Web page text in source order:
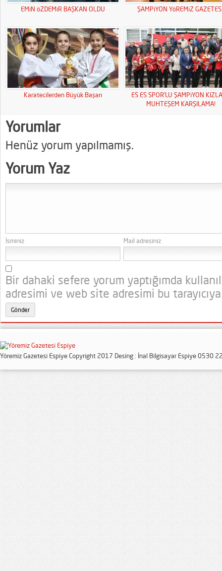
EMiN öZDEMiR BAŞKAN OLDU ŞAMPiYON YöREMiZ
Karatecilerden Büyük Başarı
ES ES SPOR’LU ŞAMPiYON
MUHTEŞEM KARŞILAMA!
Yorumlar
Henüz yorum yapılmamış.
Yorum Yaz
İsminiz Mail adresiniz
Bir dahaki sefere yorum yaptığımda
adresimi ve web site adresimi bu
Yöremiz Gazetesi Espiye Copyright 2017 Desing : İnal Bilgisayar Espiye 0530